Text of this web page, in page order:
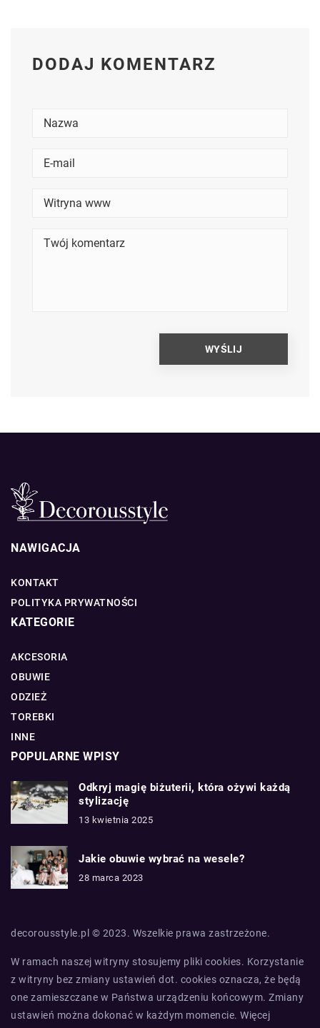
DODAJ KOMENTARZ
NAWIGACJA
KONTAKT
POLITYKA PRYWATNOŚCI
KATEGORIE
AKCESORIA
OBUWIE
ODZIEŻ
TOREBKI
INNE
POPULARNE WPISY
Odkryj magię biżuterii, która ożywi każdą
stylizację
13 kwietnia 2025
Jakie obuwie wybrać na wesele?
28 marca 2023
decorousstyle.pl © 2023. Wszelkie prawa zastrzeżone.
W ramach naszej witryny stosujemy pliki cookies. Korzystanie
z witryny bez zmiany ustawień dot. cookies oznacza, że będą
one zamieszczane w Państwa urządzeniu końcowym. Zmiany
ustawień można dokonać w każdym momencie. Więcej